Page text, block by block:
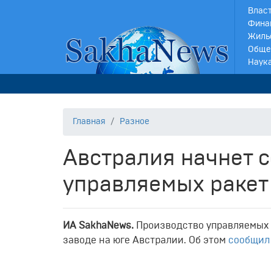
Главная Разное
Австралия начнет
управляемых ракет
ИА SakhaNews. Производство
заводе на юге Австралии. Об этом сообщил